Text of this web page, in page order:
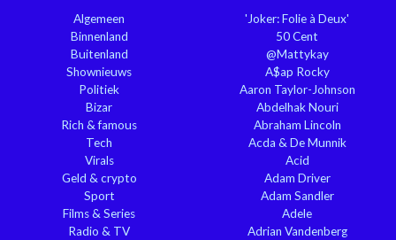
Algemeen
Binnenland
Buitenland
Shownieuws
Politiek
Bizar
Rich & famous
Tech
Virals
Geld & crypto
Sport
Films & Series
Radio & TV
'Joker: Folie à Deux'
50 Cent
@Mattykay
A$ap Rocky
Aaron Taylor-Johnson
Abdelhak Nouri
Abraham Lincoln
Acda & De Munnik
Acid
Adam Driver
Adam Sandler
Adele
Adrian Vandenberg